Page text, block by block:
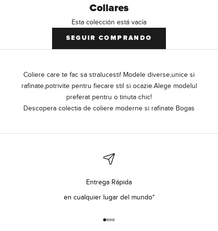
Collares
Esta colección está vacía
SEGUIR COMPRANDO
Coliere care te fac sa stralucesti! Modele diverse,unice si
rafinate,potrivite pentru fiecare stil si ocazie.Alege modelul
preferat pentru o tinuta chic!
Descopera colectia de coliere moderne si rafinate Bogas
Entrega Rápida
en cualquier lugar del mundo*
Ir al artículo 1
Ir al artículo 2
Ir al artículo 3
Ir al artículo 4